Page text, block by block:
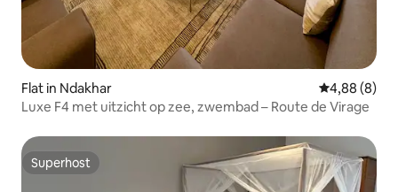
Flat in Ndakhar Gemiddelde
4,88 (8)
Luxe F4 met uitzicht op zee, zwembad – Route de Virage
Superhost
Superhost